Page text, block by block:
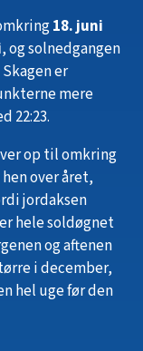
18. juni
, og solnedgangen
Skagen er
mere
22:23.
op til omkring
over året,
jordaksen
hele soldøgnet
og aftenen
i december,
hel uge før den